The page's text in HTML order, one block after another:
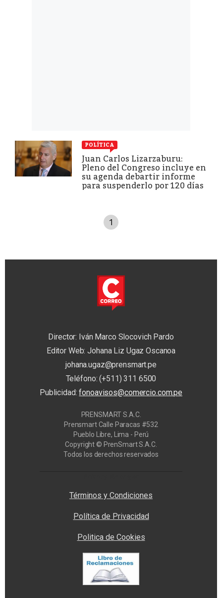
POLÍTICA
Juan Carlos Lizarzaburu:
Pleno del Congreso incluye en
su agenda debartir informe
para suspenderlo por 120 días
1
Director: Iván Marco Slocovich Pardo
Editor Web: Johana Liz Ugaz Oscanoa
johana.ugaz@prensmart.pe
Teléfono: (+511) 311 6500
Publicidad:fonoavisos@comercio.com.pe
PRENSMART S.A.C.
Prensmart Calle Paracas #532
Pueblo Libre, Lima - Perú
Copyright © PrenSmart S.A.C.
Todos los derechos reservados
Términos y Condiciones
Política de Privacidad
Politica de Cookies